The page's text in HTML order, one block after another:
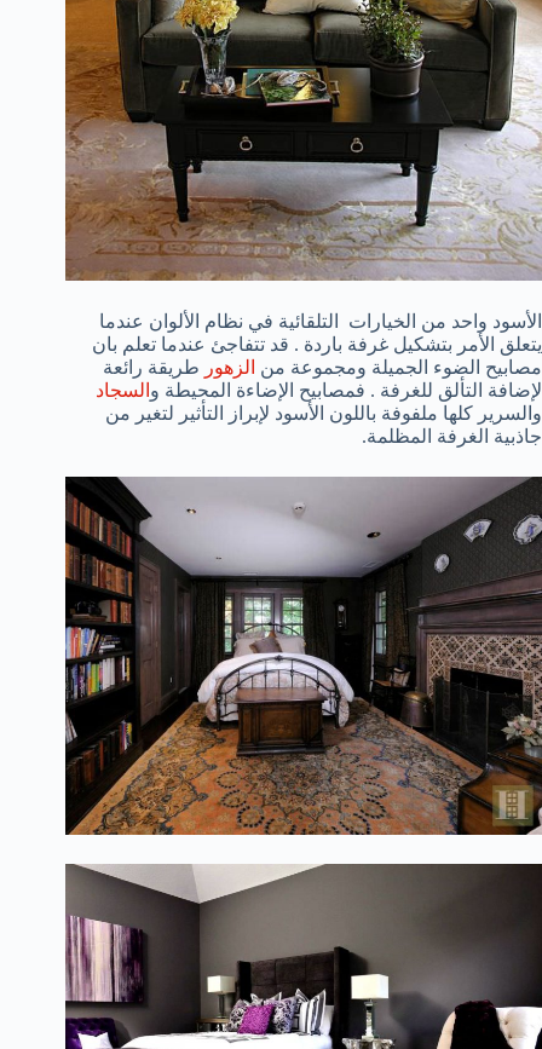
الأسود واحد من الخيارات التلقائية في نظام الألوان عندما
يتعلق الأمر بتشكيل غرفة باردة . قد تتفاجئ عندما تعلم بان
مصابيح الضوء الجميلة ومجموعة من الزهور طريقة رائعة
لإضافة التألق للغرفة . فمصابيح الإضاءة المحيطة و السجاد
والسرير كلها ملفوفة باللون الأسود لإبراز التأثير لتغير من
جاذبية الغرفة المظلمة.